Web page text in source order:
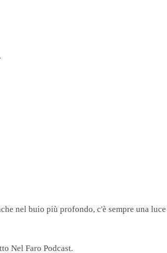
nel buio più profondo, c'è sempre una luce
Nel Faro Podcast.